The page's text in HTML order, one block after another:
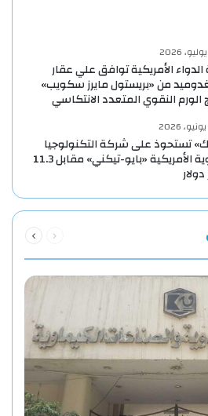
الأمريكية توافق علي عقار
من «بريستول مايرز سكويب»
الورم النقوي المتعدد الانتكاسي
تستحوذ على شركة التكنولوجيا
الحيوية الأمريكية «بايو-تيكني» مقابل 11.3
الصفحةالصفحة